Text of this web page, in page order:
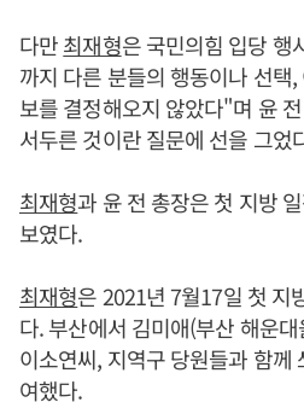
다만최재형은 국민의힘 입당 행
까지 다른 분들의 행동이나 선택
보를 결정해오지 않았다"며 윤
서두른 것이란 질문에 선을 그었
최재형과 윤 전 총장은 첫 지방
보였다.
최재형은 2021년 7월17일 첫 지
다. 부산에서 김미애(부산 해운
이소연씨, 지역구 당원들과 함께
여했다.